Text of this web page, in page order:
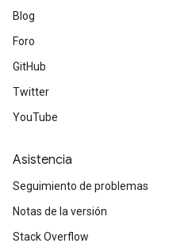
Blog
Foro
GitHub
Twitter
YouTube
Asistencia
Seguimiento de problemas
Notas de la versión
Stack Overflow